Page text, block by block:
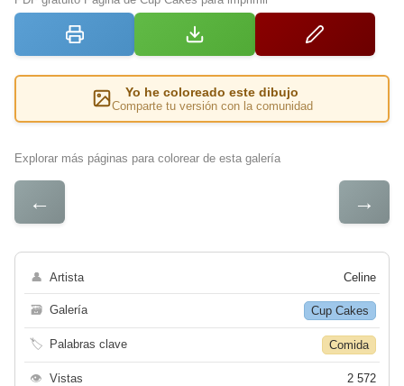
Yo he coloreado este dibujo
Comparte tu versión con la comunidad
Explorar más páginas para colorear de esta galería
← →
👤 Artista Celine
🗃 Galería Cup Cakes
🏷 Palabras clave Comida
👁 Vistas 2 572